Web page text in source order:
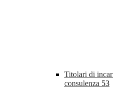
Titolari di
consulenza 53